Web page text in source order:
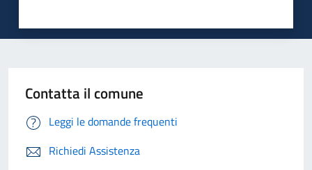
Contatta il comune
Leggi le domande frequenti
Richiedi Assistenza